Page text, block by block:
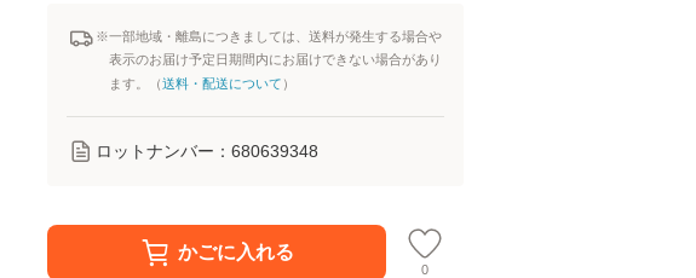
※一部地域・離島につきましては、送料が発生する場合や
表示のお届け予定日期間内にお届けできない場合があり
ます。（送料・配送について ）
ロットナンバー： 680639348
かごに入れる
0